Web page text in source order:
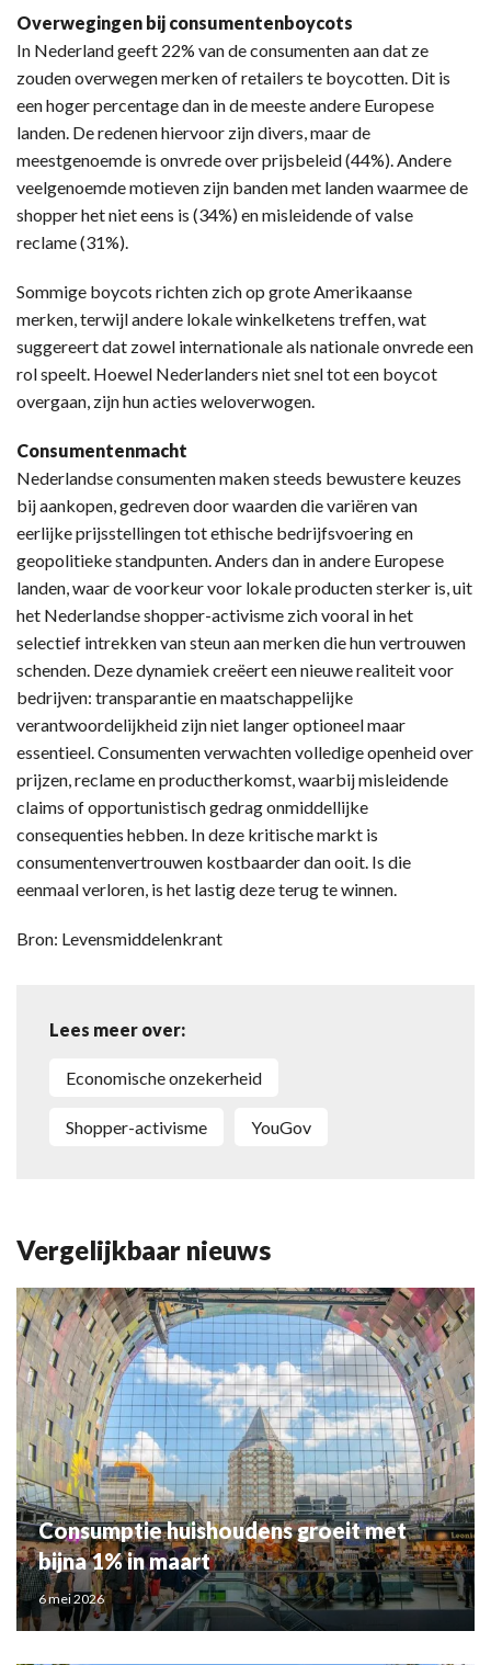
Overwegingen bij consumentenboycots
In Nederland geeft 22% van de consumenten aan dat ze
zouden overwegen merken of retailers te boycotten. Dit is
een hoger percentage dan in de meeste andere Europese
landen. De redenen hiervoor zijn divers, maar de
meestgenoemde is onvrede over prijsbeleid (44%). Andere
veelgenoemde motieven zijn banden met landen waarmee de
shopper het niet eens is (34%) en misleidende of valse
reclame (31%).
Sommige boycots richten zich op grote Amerikaanse
merken, terwijl andere lokale winkelketens treffen, wat
suggereert dat zowel internationale als nationale onvrede een
rol speelt. Hoewel Nederlanders niet snel tot een boycot
overgaan, zijn hun acties weloverwogen.
Consumentenmacht
Nederlandse consumenten maken steeds bewustere keuzes
bij aankopen, gedreven door waarden die variëren van
eerlijke prijsstellingen tot ethische bedrijfsvoering en
geopolitieke standpunten. Anders dan in andere Europese
landen, waar de voorkeur voor lokale producten sterker is, uit
het Nederlandse shopper-activisme zich vooral in het
selectief intrekken van steun aan merken die hun vertrouwen
schenden. Deze dynamiek creëert een nieuwe realiteit voor
bedrijven: transparantie en maatschappelijke
verantwoordelijkheid zijn niet langer optioneel maar
essentieel. Consumenten verwachten volledige openheid over
prijzen, reclame en productherkomst, waarbij misleidende
claims of opportunistisch gedrag onmiddellijke
consequenties hebben. In deze kritische markt is
consumentenvertrouwen kostbaarder dan ooit. Is die
eenmaal verloren, is het lastig deze terug te winnen.
Bron: Levensmiddelenkrant
Lees meer over:
economische onzekerheid
shopper-activisme YouGov
Vergelijkbaar nieuws
Consumptie huishoudens groeit met
bijna 1% in maart
6 mei 2026